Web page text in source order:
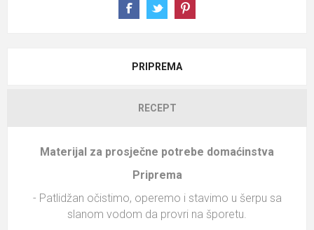
PRIPREMA
RECEPT
Materijal za prosječne potrebe domaćinstva
Priprema
- Patlidžan očistimo, operemo i stavimo u šerpu sa
slanom vodom da provri na šporetu.